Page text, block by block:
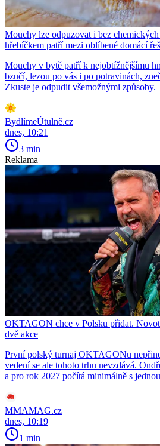
Mouchy lze odpuzovat i bez
hřebíčkem patří mezi oblíbené domácí
Mouchy v bytě patří k nejobtížnějšímu
bzučí, lezou po vás i po potravinách,
Zkuste je odpudit všemožnými způsoby.
BydlímeÚtulně.cz
dnes, 10:21
3 min
Reklama
OKTAGON chce v Polsku přidat.
dvě akce
První polský turnaj OKTAGONu
vedení se ale tohoto trhu nevzdává.
a pro rok 2027 počítá minimálně s
MMAMAG.cz
dnes, 10:19
1 min